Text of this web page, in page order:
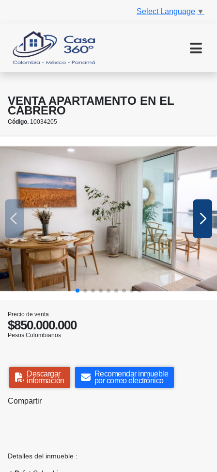
Select Language ▼
VENTA APARTAMENTO EN EL
CABRERO
Código. 10034205
Precio de venta
$850.000.000
Pesos Colombianos
Descargar
información
Recomendar inmueble
por correo electrónico
Compartir
Detalles del inmueble :